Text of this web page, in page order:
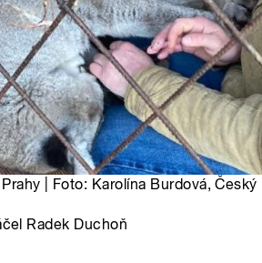
| Foto: Karolína Burdová, Český
Radek Duchoň